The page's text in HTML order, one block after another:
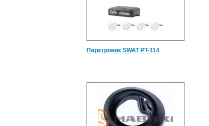
Парктроник SWAT PT-114